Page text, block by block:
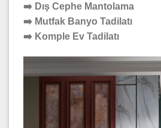
➡️ Dış Cephe Mantolama
➡️ Mutfak Banyo Tadilatı
➡️ Komple Ev Tadilatı